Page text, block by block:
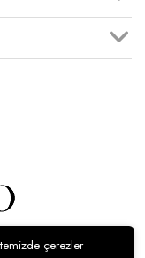
çerezler